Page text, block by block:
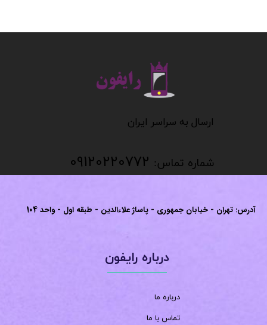
​​​​​​ارسال به سراسر ایران
شماره تماس: 09120220772
آدرس: تهران - خیابان جمهوری - پاساژ علاءالدین - طبقه اول - واحد 104
درباره رایفون
درباره ما
تماس با ما